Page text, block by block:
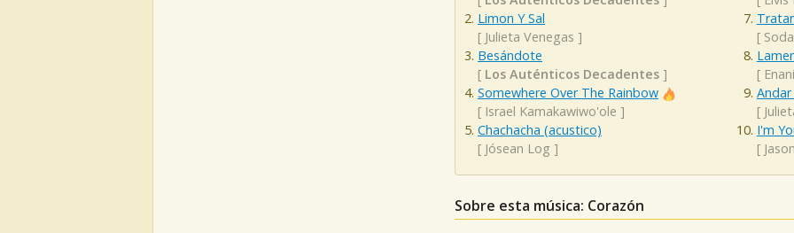
Limon Y Sal
[ Julieta Venegas ]
Besándote
[ Los Auténticos Decadentes ]
Somewhere Over The Rainbow
[ Israel Kamakawiwo'ole ]
Chachacha (acustico)
[ Jósean Log ]
[
[
[
I'm
[
Sobre esta música: Corazón